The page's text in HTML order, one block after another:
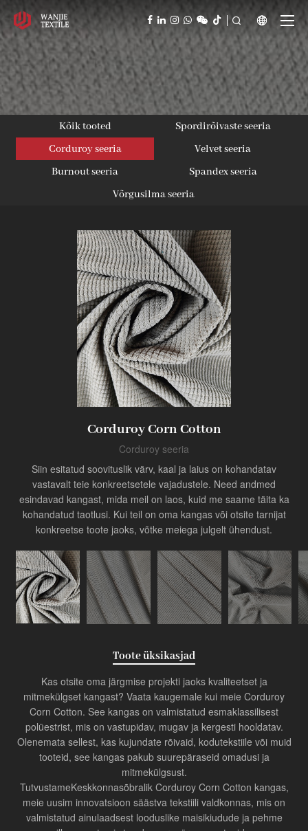
  
Kõik tooted
Spordirõivaste seeria
Corduroy seeria
Velvet seeria
Burnout seeria
Spandex seeria
Võrgusilma seeria
Corduroy Corn Cotton
Corduroy seeria
Siin esitatud soovituslik värv, kaal ja laius on kohandatav
vastavalt teie konkreetsetele vajadustele. Need andmed
esindavad kangast, mida meil on laos, kuid me saame täita ka
kohandatud taotlusi. Kui teil on oma kangas või otsite tarnijat
konkreetse toote jaoks, võtke meiega julgelt ühendust.
Toote üksikasjad
Kas otsite oma järgmise projekti jaoks kvaliteetset ja
mitmekülgset kangast? Vaata kaugemale kui meie Corduroy
Corn Cotton. See kangas on valmistatud esmaklassilisest
polüestrist, mis on vastupidav, mugav ja kergesti hooldatav.
Olenemata sellest, kas kujundate rõivaid, kodutekstiile või muid
tooteid, see kangas pakub suurepäraseid omadusi ja
mitmekülgsust.
TutvustameKeskkonnasõbralik Corduroy Corn Cotton kangas,
meie uusim innovatsioon säästva tekstiili valdkonnas, mis on
valmistatud ainulaadsest looduslike maisikiudude ja pehme